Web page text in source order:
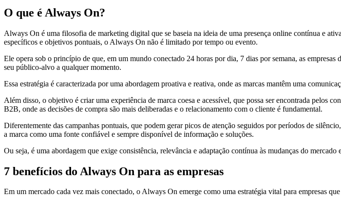
O que é Always On?
Always On é uma filosofia de marketing digital que se baseia na ideia de uma presença online contínua e
específicos e objetivos pontuais, o Always On não é limitado por tempo ou evento.
Ele opera sob o princípio de que, em um mundo conectado 24 horas por dia, 7 dias por semana, as
seu público-alvo a qualquer momento.
Essa estratégia é caracterizada por uma abordagem proativa e reativa, onde as marcas mantêm uma
Além disso, o objetivo é criar uma experiência de marca coesa e acessível, que possa ser encontrada pelos
B2B, onde as decisões de compra são mais deliberadas e o relacionamento com o cliente é fundamental.
Diferentemente das campanhas pontuais, que podem gerar picos de atenção seguidos por períodos de
a marca como uma fonte confiável e sempre disponível de informação e soluções.
Ou seja, é uma abordagem que exige consistência, relevância e adaptação contínua às mudanças do mercado
7 benefícios do Always On para as empresas
Em um mercado cada vez mais conectado, o Always On emerge como uma estratégia vital para empresas